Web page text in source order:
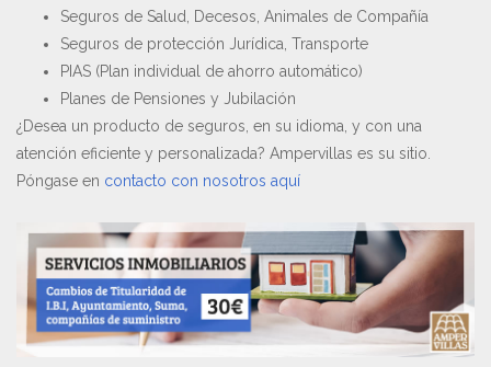
Seguros de Salud, Decesos, Animales de Compañía
Seguros de protección Jurídica, Transporte
PIAS (Plan individual de ahorro automático)
Planes de Pensiones y Jubilación
¿Desea un producto de seguros, en su idioma, y con una
atención eficiente y personalizada? Ampervillas es su sitio.
Póngase en contacto con nosotros aquí